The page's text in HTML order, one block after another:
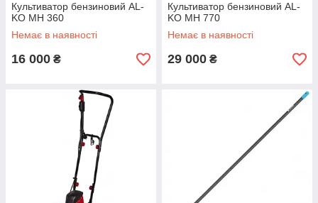
Культиватор бензиновий AL-
KO MH 360
Немає в наявності
16 000 ₴
Культиватор бензиновий AL-
KO MH 770
Немає в наявності
29 000 ₴